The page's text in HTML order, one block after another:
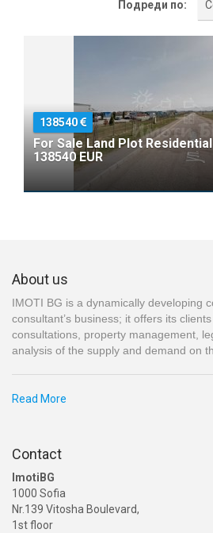
Подреди по:
138540
For Sale Land Plot
138540 EUR
About us
IMOTI BG is a dynamically developing
consultant’s business; it offers its
consultations, property management,
analysis of the supply and demand on
Read More
Contact
ImotiBG
1000 Sofia
Nr.139 Vitosha Boulevard,
1st floor